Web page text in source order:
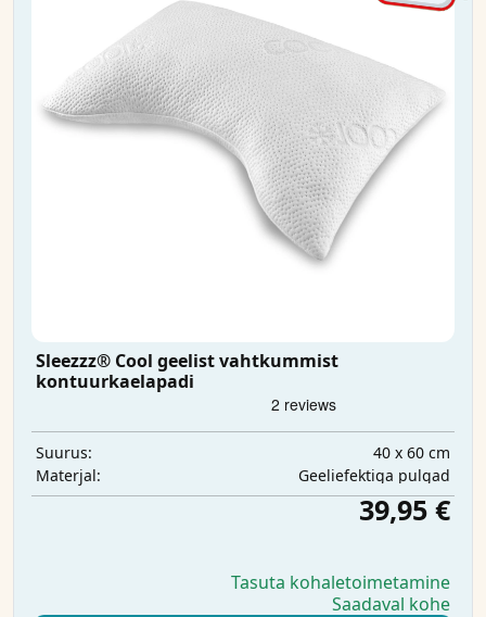
Sleezzz® Cool geelist vahtkummist
kontuurkaelapadi
Suurus:
40 x 60 cm
Materjal:
Geeliefektiga pulgad
39,95 €
Tasuta kohaletoimetamine
Saadaval kohe